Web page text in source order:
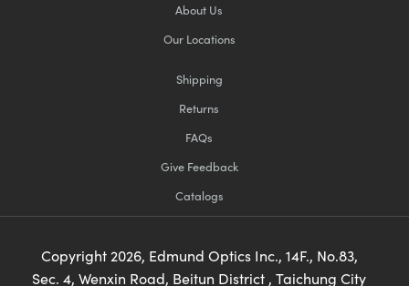
About Us
Our Locations
Shipping
Returns
FAQs
Give Feedback
Catalogs
Copyright 2026, Edmund Optics Inc., 14F., No.83,
Sec. 4, Wenxin Road, Beitun District , Taichung City